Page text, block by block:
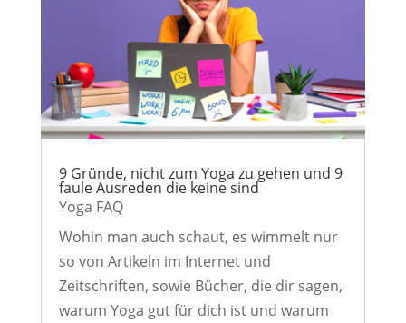
9 Gründe, nicht zum Yoga zu gehen und 9
faule Ausreden die keine sind
Yoga FAQ
Wohin man auch schaut, es wimmelt nur
so von Artikeln im Internet und
Zeitschriften, sowie Bücher, die dir sagen,
warum Yoga gut für dich ist und warum